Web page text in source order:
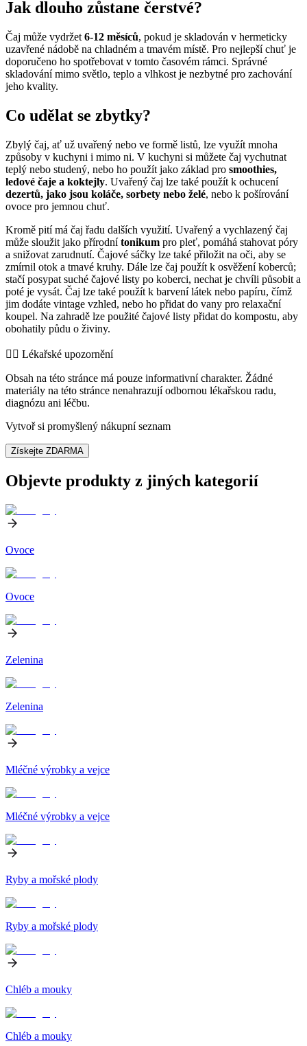
Jak dlouho zůstane čerstvé?
Čaj může vydržet 6-12 měsíců, pokud je skladován v hermeticky
uzavřené nádobě na chladném a tmavém místě. Pro nejlepší chuť je
doporučeno ho spotřebovat v tomto časovém rámci. Správné
skladování mimo světlo, teplo a vlhkost je nezbytné pro zachování
jeho kvality.
Co udělat se zbytky?
Zbylý čaj, ať už uvařený nebo ve formě listů, lze využít mnoha
způsoby v kuchyni i mimo ni. V kuchyni si můžete čaj vychutnat
teplý nebo studený, nebo ho použít jako základ pro smoothies,
ledové čaje a koktejly. Uvařený čaj lze také použít k ochucení
dezertů, jako jsou koláče, sorbety nebo želé, nebo k pošírování
ovoce pro jemnou chuť.
Kromě pití má čaj řadu dalších využití. Uvařený a vychlazený čaj
může sloužit jako přírodnítonikum pro pleť, pomáhá stahovat póry
a snižovat zarudnutí. Čajové sáčky lze také přiložit na oči, aby se
zmírnil otok a tmavé kruhy. Dále lze čaj použít k osvěžení koberců;
stačí posypat suché čajové listy po koberci, nechat je chvíli působit a
poté je vysát. Čaj lze také použít k barvení látek nebo papíru, čímž
jim dodáte vintage vzhled, nebo ho přidat do vany pro relaxační
koupel. Na zahradě lze použité čajové listy přidat do kompostu, aby
obohatily půdu o živiny.
👨‍⚕️️ Lékařské upozornění
Obsah na této stránce má pouze informativní charakter. Žádné
materiály na této stránce nenahrazují odbornou lékařskou radu,
diagnózu ani léčbu.
Vytvoř si promyšlený nákupní seznam
Získejte ZDARMA
Objevte produkty z jiných kategorií
Ovoce
Ovoce
Zelenina
Zelenina
Mléčné výrobky a vejce
Mléčné výrobky a vejce
Ryby a mořské plody
Ryby a mořské plody
Chléb a mouky
Chléb a mouky